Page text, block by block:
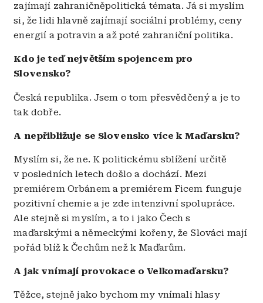
zajímají zahraničněpolitická témata. Já si myslím
si, že lidi hlavně zajímají sociální problémy, ceny
energií a potravin a až poté zahraniční politika.
Kdo je teď největším spojencem pro
Slovensko?
Česká republika. Jsem o tom přesvědčený a je to
tak dobře.
A nepřibližuje se Slovensko více k Maďarsku?
Myslím si, že ne. K politickému sblížení určitě
v posledních letech došlo a dochází. Mezi
premiérem Orbánem a premiérem Ficem funguje
pozitivní chemie a je zde intenzivní spolupráce.
Ale stejně si myslím, a to i jako Čech s
maďarskými a německými kořeny, že Slováci mají
pořád blíž k Čechům než k Maďarům.
A jak vnímají provokace o Velkomaďarsku?
Těžce, stejně jako bychom my vnímali hlasy